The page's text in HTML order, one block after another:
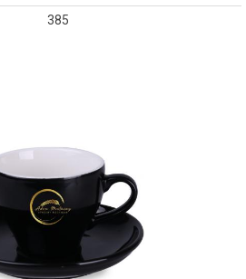
385